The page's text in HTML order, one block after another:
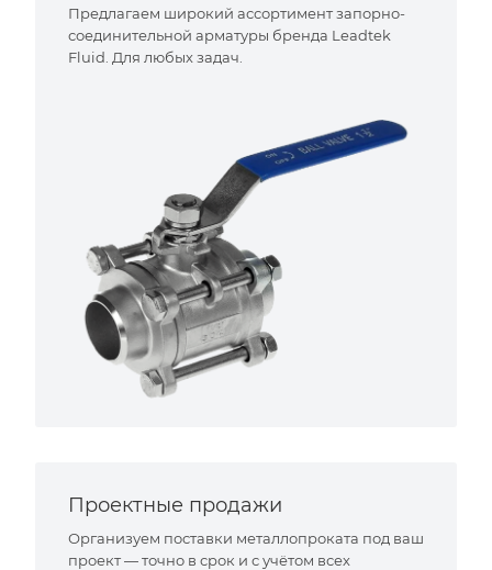
Предлагаем широкий ассортимент запорно-
соединительной арматуры бренда Leadtek
Fluid. Для любых задач.
Проектные продажи
Организуем поставки металлопроката под ваш
проект — точно в срок и с учётом всех